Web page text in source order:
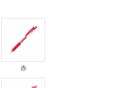
赤